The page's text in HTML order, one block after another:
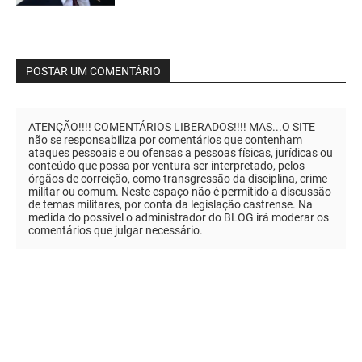
POSTAR UM COMENTÁRIO
ATENÇÃO!!!! COMENTÁRIOS LIBERADOS!!!! MAS...O SITE
não se responsabiliza por comentários que contenham
ataques pessoais e ou ofensas a pessoas físicas, jurídicas ou
conteúdo que possa por ventura ser interpretado, pelos
órgãos de correição, como transgressão da disciplina, crime
militar ou comum. Neste espaço não é permitido a discussão
de temas militares, por conta da legislação castrense. Na
medida do possível o administrador do BLOG irá moderar os
comentários que julgar necessário.